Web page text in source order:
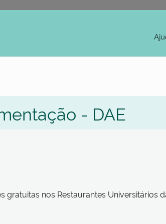
- DAE
nos Restaurantes Universitários